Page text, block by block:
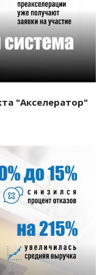
"Акселератор"